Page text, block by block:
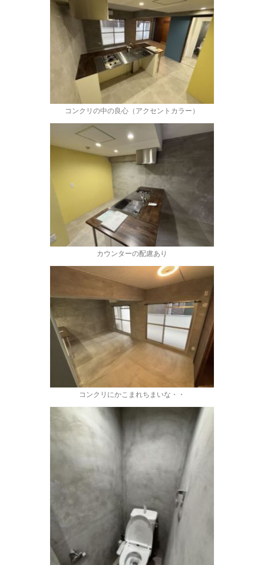
コンクリの中の良心（アクセントカラー）
カウンターの配慮あり
コンクリにかこまれちまいな・・